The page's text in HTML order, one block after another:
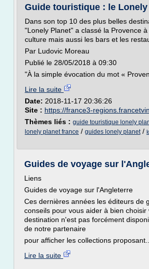
Guide touristique : le
Dans son top 10 des plus belles
"Lonely Planet" a classé la Provence
culture mais aussi les bars et les
Par Ludovic Moreau
Publié le 28/05/2018 à 09:30
"À la simple évocation du mot «
Lire la suite
Date: 2018-11-17 20:36:26
Site : https://france3-
Thèmes liés : guide touristique lonely
lonely planet france / guides lonely planet/
Guides de voyage sur
Liens
Guides de voyage sur l'Angleterre
Ces dernières années les éditeurs de
conseils pour vous aider à bien
destination n'est pas forcément
de notre partenaire
pour afficher les collections proposant...
Lire la suite